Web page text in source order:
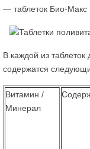
— таблеток Био-Макс
В каждой из
содержатся
Витамин /
Минерал